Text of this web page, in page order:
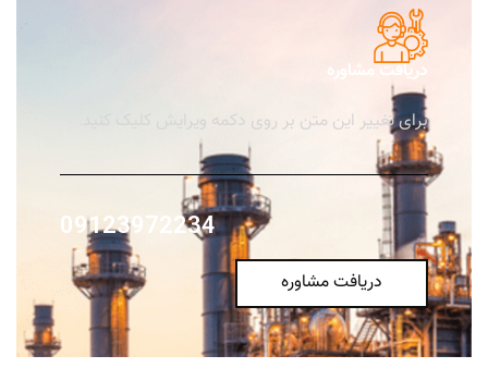
دریافت مشاوره
برای تغییر این متن بر روی دکمه ویرایش کلیک کنید.
09123972234
دریافت مشاوره